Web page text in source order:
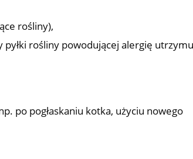
rośliny),
pyłki rośliny powodującej alergię
po pogłaskaniu kotka, użyciu nowego